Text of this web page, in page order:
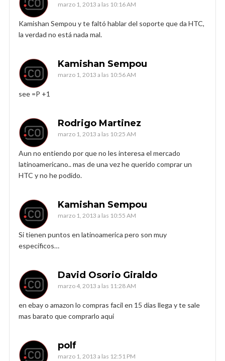
marzo 1, 2013 a las 10:16 AM
Kamishan Sempou y te faltó hablar del soporte que da HTC,
la verdad no está nada mal.
Kamishan Sempou
marzo 1, 2013 a las 10:56 AM
see =P +1
Rodrigo Martinez
marzo 1, 2013 a las 10:25 AM
Aun no entiendo por que no les interesa el mercado
latinoamericano.. mas de una vez he querido comprar un
HTC y no he podido.
Kamishan Sempou
marzo 1, 2013 a las 10:55 AM
Si tienen puntos en latinoamerica pero son muy
específicos…
David Osorio Giraldo
marzo 4, 2013 a las 11:28 AM
en ebay o amazon lo compras facil en 15 dias llega y te sale
mas barato que comprarlo aqui
polf
marzo 1, 2013 a las 12:51 PM